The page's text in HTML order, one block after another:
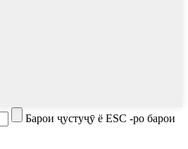
Барои ҷустуҷӯ ё ESC -ро барои